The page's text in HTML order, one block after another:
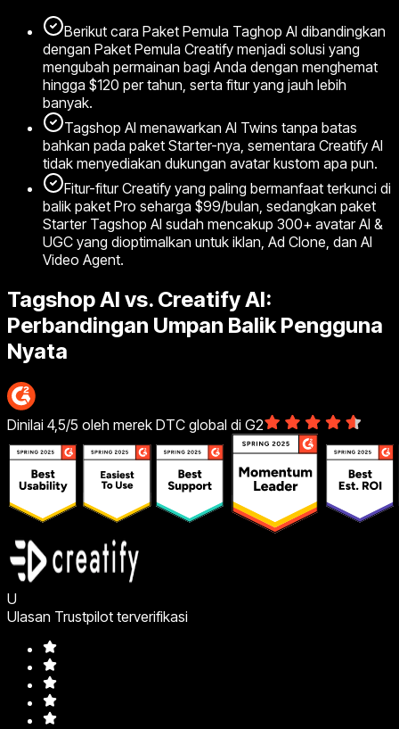
Berikut cara Paket Pemula Taghop AI dibandingkan
dengan Paket Pemula Creatify menjadi solusi yang
mengubah permainan bagi Anda dengan menghemat
hingga $120 per tahun, serta fitur yang jauh lebih
banyak.
Tagshop AI menawarkan AI Twins tanpa batas
bahkan pada paket Starter-nya, sementara Creatify AI
tidak menyediakan dukungan avatar kustom apa pun.
Fitur-fitur Creatify yang paling bermanfaat terkunci di
balik paket Pro seharga $99/bulan, sedangkan paket
Starter Tagshop AI sudah mencakup 300+ avatar AI &
UGC yang dioptimalkan untuk iklan, Ad Clone, dan AI
Video Agent.
Tagshop AI vs. Creatify AI:
Perbandingan Umpan Balik Pengguna
Nyata
Dinilai 4,5/5 oleh merek DTC global di G2
U
Ulasan Trustpilot terverifikasi